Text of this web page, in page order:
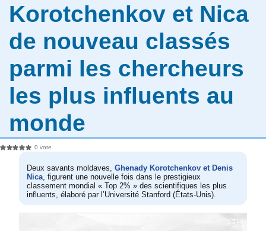
Korotchenkov et Nica
de nouveau classés
parmi les chercheurs
les plus influents au
monde
0 vote
Deux savants moldaves,Ghenady Korotchenkov et Denis
Nica, figurent une nouvelle fois dans le prestigieux
classement mondial « Top 2% » des scientifiques les plus
influents, élaboré par l’Université Stanford (États-Unis).